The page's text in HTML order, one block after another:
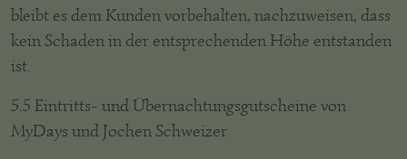
bleibt es dem Kunden vorbehalten, nachzuweisen, dass
kein Schaden in der entsprechenden Höhe entstanden
ist.
5.5 Eintritts- und Übernachtungsgutscheine von
MyDays und Jochen Schweizer